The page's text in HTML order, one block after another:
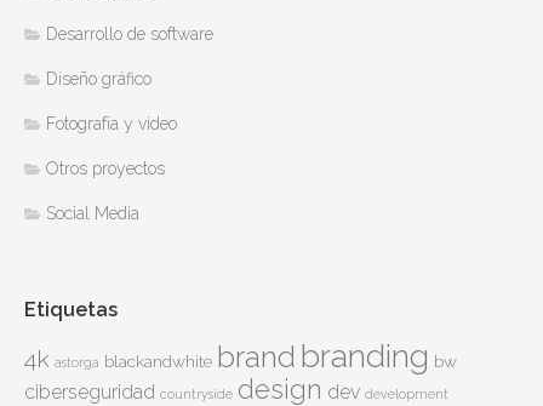
Desarrollo de software
Diseño gráfico
Fotografía y video
Otros proyectos
Social Media
Etiquetas
4k astorga blackandwhite brand branding bw
ciberseguridad countryside design dev development